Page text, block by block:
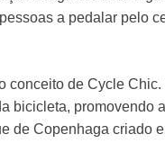
a pedalar pelo
conceito de Cycle
bicicleta,
de Copenhaga criado